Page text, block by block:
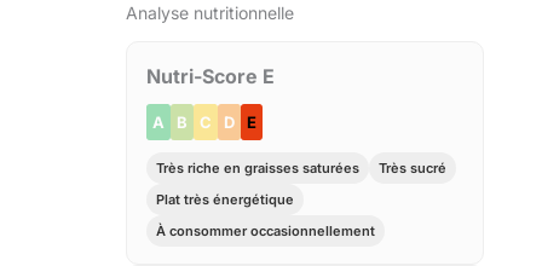
Analyse nutritionnelle
Nutri-Score E
A B C D E
Très riche en graisses saturées
Très sucré
Plat très énergétique
À consommer occasionnellement